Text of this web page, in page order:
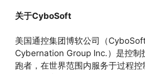
关于CyboSoft
美国通控集团博软公司（
Cybernation Group Inc.）是控制
跑者，在世界范围内服务于过程